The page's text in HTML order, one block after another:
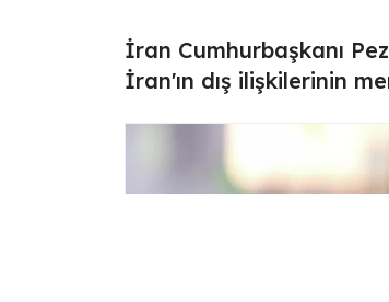
İran Cumhurbaşkanı
İran'ın dış ilişkilerinin